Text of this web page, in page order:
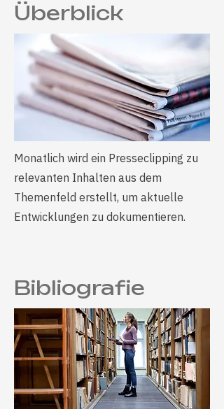
Überblick
Monatlich wird ein Presseclipping zu
relevanten Inhalten aus dem
Themenfeld erstellt, um aktuelle
Entwicklungen zu dokumentieren.
Bibliografie